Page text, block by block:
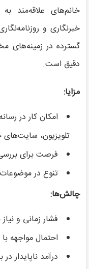
خانم‌های علاقه‌مند
خبرنگاری و
گسترده در زمینه‌های
دقیق است.
مزایا:
امکان کار در
تلویزیون،
فرصت برای
تنوع در
چالش‌ها:
فشار زمانی و
احتمال
درآمد ناپایدار